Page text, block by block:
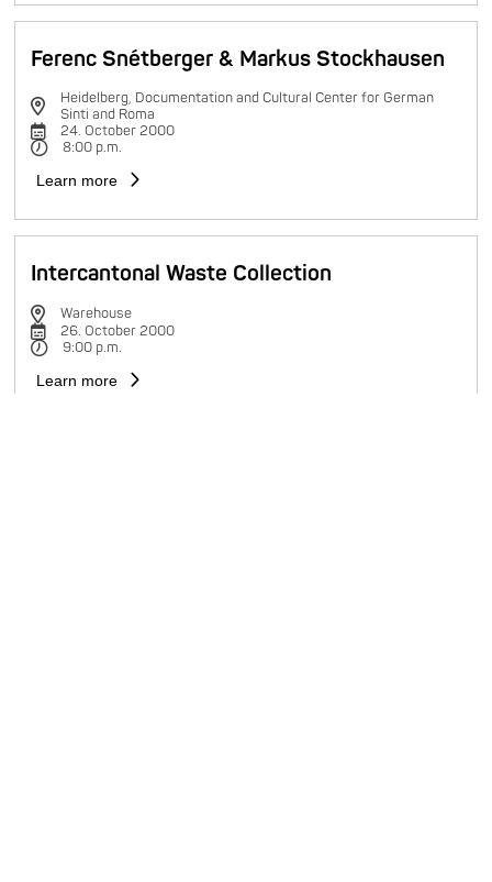
Ferenc Snétberger & Markus Stockhausen
Heidelberg, Documentation and Cultural Center for German
Sinti and Roma
24. October 2000
8:00 p.m.
Learn more
Intercantonal Waste Collection
Warehouse
26. October 2000
9:00 p.m.
Learn more